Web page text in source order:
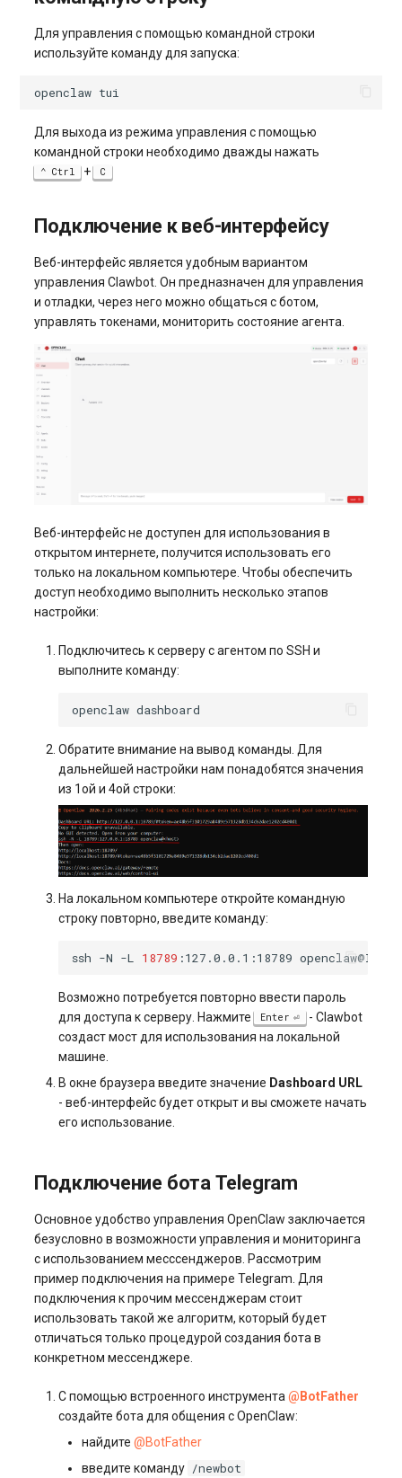
Для управления с помощью командной строки
используйте команду для запуска:
openclaw
Для выхода из режима управления с помощью
командной строки необходимо дважды нажать
Ctrl + C
Подключение к веб-интерфейсу
Веб-интерфейс является удобным вариантом
управления Clawbot. Он предназначен для управления
и отладки, через него можно общаться с ботом,
управлять токенами, мониторить состояние агента.
Веб-интерфейс не доступен для использования в
открытом интернете, получится использовать его
только на локальном компьютере. Чтобы обеспечить
доступ необходимо выполнить несколько этапов
настройки:
Подключитесь к серверу с агентом по SSH и
выполните команду:
openclaw
Обратите внимание на вывод команды. Для
дальнейшей настройки нам понадобятся значения
из 1ой и 4ой строки:
На локальном компьютере откройте командную
строку повторно, введите команду:
ssh -N -L 18789 :127.0.0.1:18789
Возможно потребуется повторно ввести пароль
для доступа к серверу. Нажмите Enter
- Clawbot
создаст мост для использования на локальной
машине.
В окне браузера введите значение Dashboard URL
- веб-интерфейс будет открыт и вы сможете начать
его использование.
Подключение бота Telegram
Основное удобство управления OpenClaw заключается
безусловно в возможности управления и мониторинга
с использованием месссенджеров. Рассмотрим
пример подключения на примере Telegram. Для
подключения к прочим мессенджерам стоит
использовать такой же алгоритм, который будет
отличаться только процедурой создания бота в
конкретном мессенджере.
С помощью встроенного инструмента @BotFather
создайте бота для общения с OpenClaw:
найдите @BotFather
введите команду /newbot